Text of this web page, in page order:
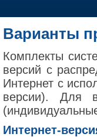
Варианты
Комплекты
версий с
Интернет с
версии). Для
Интернет-